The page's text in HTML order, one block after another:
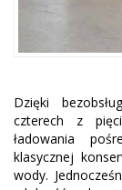
Dzięki
czterech z
ładowania
klasycznej
wody.